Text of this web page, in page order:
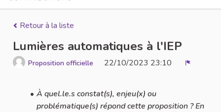
Retour à la liste
Lumières automatiques à l'IEP
Proposition officielle 22/10/2023 23:10
À quel.le.s constat(s), enjeu(x) ou
problématique(s) répond cette proposition ? En